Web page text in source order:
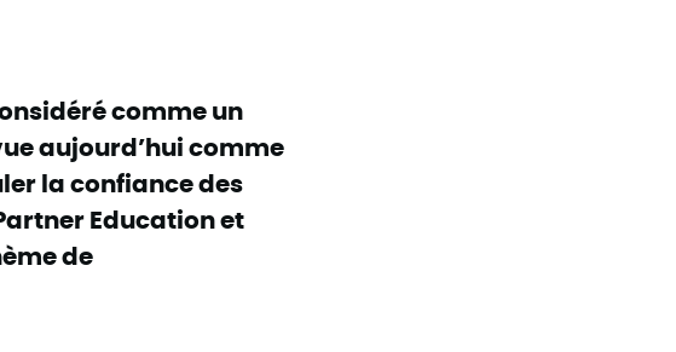
comme un
aujourd’hui comme
la confiance des
Education et
de